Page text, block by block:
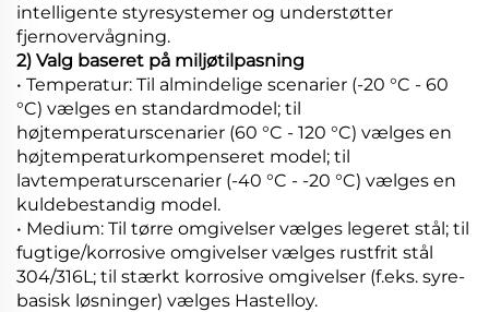
intelligente styresystemer og understøtter
fjernovervågning.
2) Valg baseret på miljøtilpasning
• Temperatur: Til almindelige scenarier (-20 °C - 60
°C) vælges en standardmodel; til
højtemperaturscenarier (60 °C - 120 °C) vælges en
højtemperaturkompenseret model; til
lavtemperaturscenarier (-40 °C - -20 °C) vælges en
kuldebestandig model.
• Medium: Til tørre omgivelser vælges legeret stål; til
fugtige/korrosive omgivelser vælges rustfrit stål
304/316L; til stærkt korrosive omgivelser (f.eks. syre-
basisk løsninger) vælges Hastelloy.